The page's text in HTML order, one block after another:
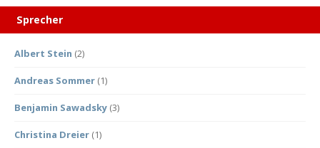
Sprecher
Albert Stein (2)
Andreas Sommer (1)
Benjamin Sawadsky (3)
Christina Dreier (1)